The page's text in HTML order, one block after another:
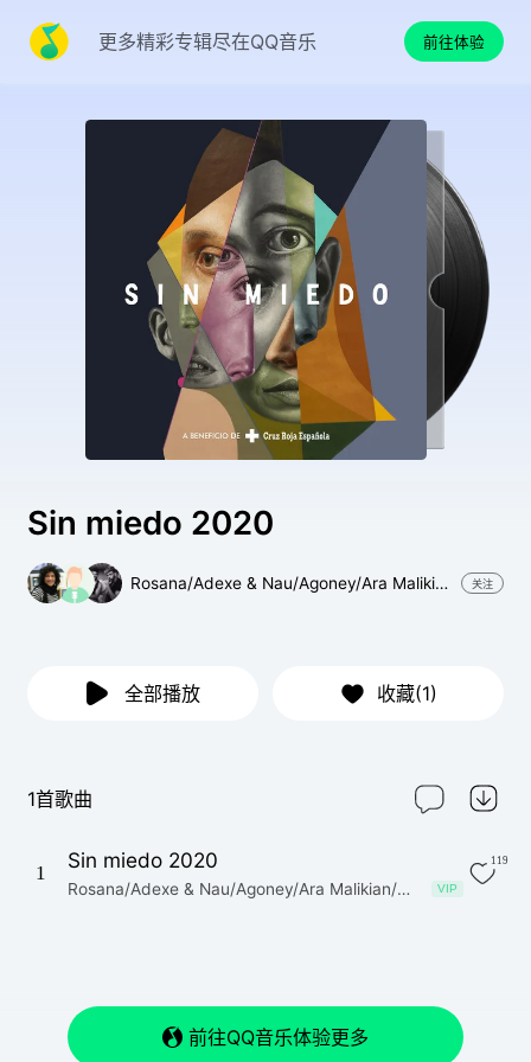
更多精彩专辑尽在QQ音乐 前往体验
Sin miedo 2020
Rosana/Adexe & Nau/Agoney/Ara Malikian/Cristina Castaño/David Summers/Gian Marco/Ines Gaviria/Chambao/Luis Enrique/Marcela Morelo/Martina La Peligrosa/Pitingo/Rosario Flores/SanLuis/Sie7e/Soledad/Adriana Lucia/Alejandro Lerner/Alex Ubago/Andrés Cepeda/Coti/Efecto Pasillo/Luciano Pereyra/Macaco/Monica Naranjo/Pandora/Samo 关注
全部播放 收藏(1)
1首歌曲
1
Sin miedo 2020
Rosana/Adexe & Nau/Agoney/Ara Malikian/Cristina Castaño/David Summers/Gian Marco/Ines Gaviria/Chambao/Luis Enrique/Marcela Morelo/Martina La Peligrosa/Pitingo/Rosario Flores/SanLuis/Sie7e/Soledad/Adriana Lucia/Alejandro Lerner/Alex Ubago/Andrés Cepeda/Coti/Efecto Pasillo/Luciano Pereyra/Macaco/Monica Naranjo/Pandora/Samo VIP
119
前往QQ音乐体验更多